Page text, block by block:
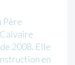
Père
2008. Elle
en